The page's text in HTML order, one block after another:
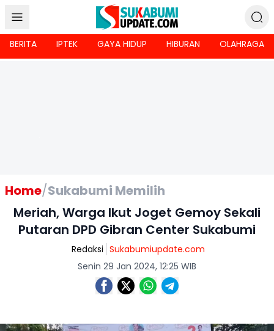
BERITA IPTEK GAYA HIDUP HIBURAN OLAHRAGA
Home/Sukabumi Memilih
Meriah, Warga Ikut Joget Gemoy Sekali
Putaran DPD Gibran Center Sukabumi
Redaksi Sukabumiupdate.com
Senin 29 Jan 2024, 12:25 WIB